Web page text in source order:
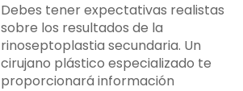
Debes tener expectativas realistas
sobre los resultados de la
rinoseptoplastia secundaria. Un
cirujano plástico especializado te
proporcionará información